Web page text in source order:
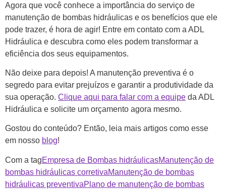
Agora que você conhece a importância do serviço de
manutenção de bombas hidráulicas e os benefícios que ele
pode trazer, é hora de agir! Entre em contato com a ADL
Hidráulica e descubra como eles podem transformar a
eficiência dos seus equipamentos.
Não deixe para depois! A manutenção preventiva é o
segredo para evitar prejuízos e garantir a produtividade da
sua operação. Clique aqui para falar com a equipe da ADL
Hidráulica e solicite um orçamento agora mesmo.
Gostou do conteúdo? Então, leia mais artigos como esse
em nosso blog!
Com a tagEmpresa de Bombas hidráulicasManutenção de
bombas hidráulicas corretivaManutenção de bombas
hidráulicas preventivaPlano de manutenção de bombas